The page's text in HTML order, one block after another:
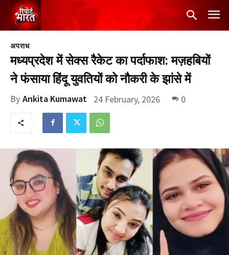
अपराध
मध्यप्रदेश में सेक्स रैकेट का पर्दाफाश: मज़हबियों
ने फंसाया हिंदू युवतियों को नौकरी के झांसे में
By Ankita Kumawat 24 February, 2026 0